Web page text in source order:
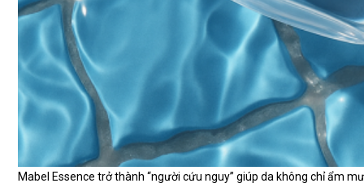
Mabel Essence trở thành “người cứu nguy” giúp da không chỉ ẩm